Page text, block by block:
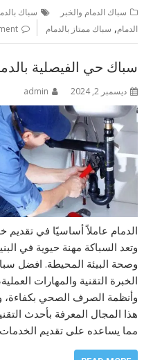
سباك الدمام والخبر سباك
الدمام, سباك ممتاز بالدمام
سباك حي الفيصلية بالدمام
ديسمبر 2, 2024 admin
الدمام عاملاً أساسيًا في تقديم
وتعد السباكة مهنة حيوية في
وصحة البيئة المحيطة. افضل
الخبرة التقنية والمهارات
وأنظمة الصرف الصحي بكفاءة،
هذا المجال المعرفة بأحدث
مما يساعده على تقديم